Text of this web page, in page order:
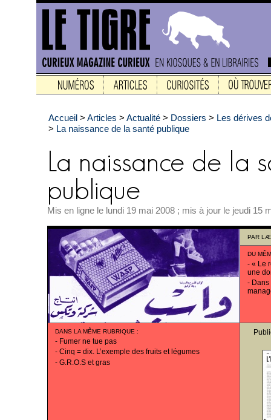
Accueil > Articles > Actualité > Dossiers > Les dérives
> La naissance de la santé publique
Mis en ligne le lundi 19 mai 2008 ; mis à jour le jeudi 15
PAR
DU
- « Le
une
-
DANS LA MÊME RUBRIQUE :
- Fumer ne tue pas
- Cinq = dix. L’exemple des fruits et légumes
- G.R.O.S et gras